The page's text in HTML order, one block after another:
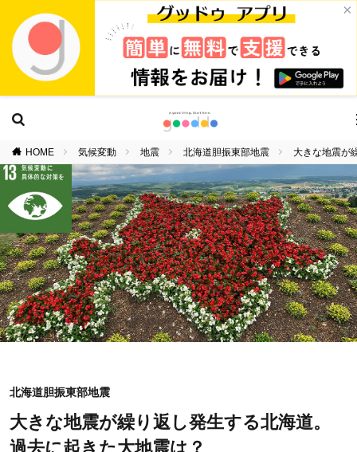
×
HOME 気候変動 地震 北海道胆振東部地震 大きな地震が
北海道胆振東部地震
大きな地震が繰り返し発生する北海道。
過去に起きた大地震は？